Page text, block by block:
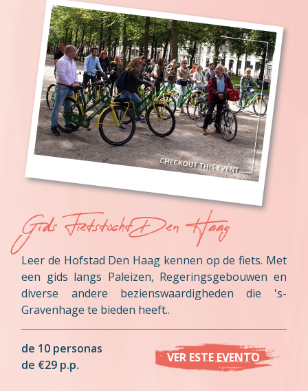
Gids Fietstocht Den Haag
Leer de Hofstad Den Haag kennen op de fiets. Met
een gids langs Paleizen, Regeringsgebouwen en
diverse andere bezienswaardigheden die 's-
Gravenhage te bieden heeft..
de 10 personas
de €29 p.p.
VER ESTE EVENTO